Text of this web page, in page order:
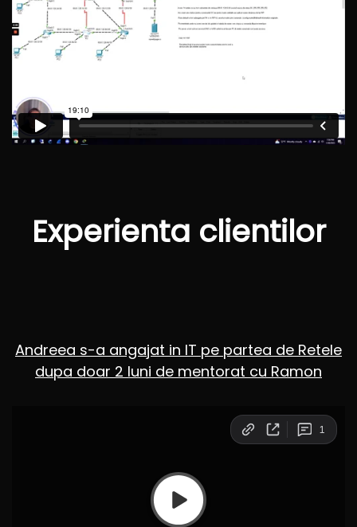
Experienta clientilor
Andreea s-a angajat in IT pe partea de Retele
dupa doar 2 luni de mentorat cu Ramon